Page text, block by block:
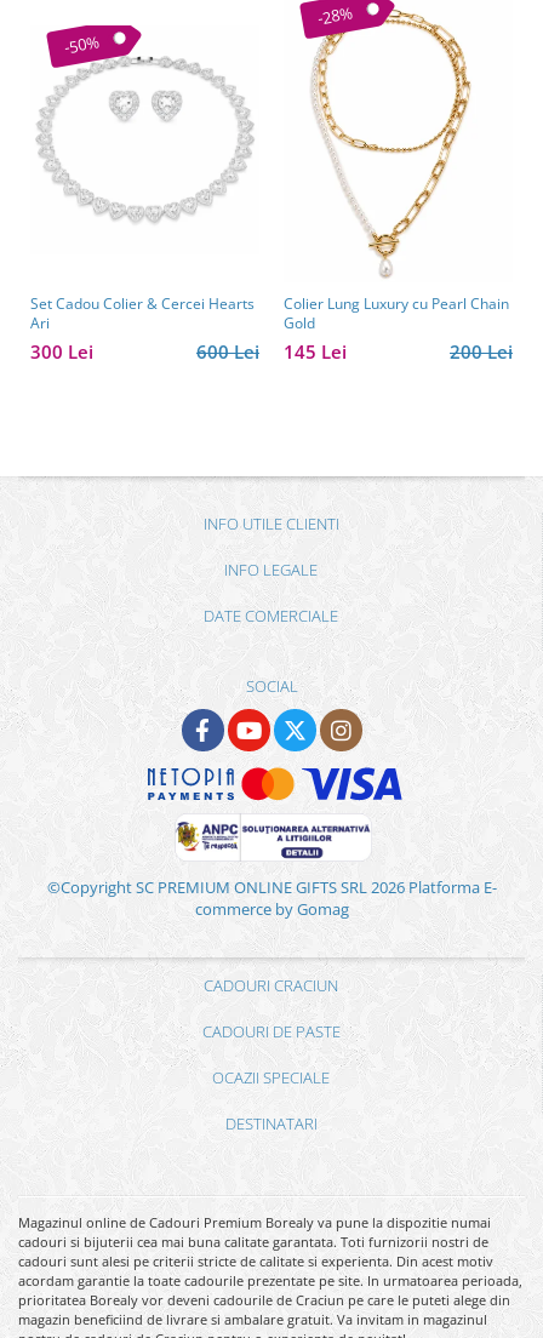
-50%
Set Cadou Colier & Cercei Hearts
Ari
600 Lei
300 Lei
-28%
Colier Lung Luxury cu Pearl Chain
Gold
200 Lei
145 Lei
INFO UTILE CLIENTI
INFO LEGALE
DATE COMERCIALE
SOCIAL
©Copyright SC PREMIUM ONLINE GIFTS SRL 2026 Platforma E-
commerce by Gomag
CADOURI CRACIUN
CADOURI DE PASTE
OCAZII SPECIALE
DESTINATARI
Magazinul online de Cadouri Premium Borealy va pune la dispozitie numai
cadouri si bijuterii cea mai buna calitate garantata. Toti furnizorii nostri de
cadouri sunt alesi pe criterii stricte de calitate si experienta. Din acest motiv
acordam garantie la toate cadourile prezentate pe site. In urmatoarea perioada,
prioritatea Borealy vor deveni cadourile de Craciun pe care le puteti alege din
magazin beneficiind de livrare si ambalare gratuit. Va invitam in magazinul